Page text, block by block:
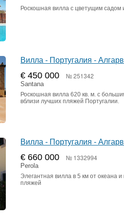
Роскошная вилла с цветущим садом
Вилла - Португалия -
€ 450 000 № 251342
Santana
Роскошная вилла 620 кв. м. с
вблизи лучших пляжей Португалии.
Вилла - Португалия -
€ 660 000 № 1332994
Perola
Элегантная вилла в 5 км от океана
пляжей